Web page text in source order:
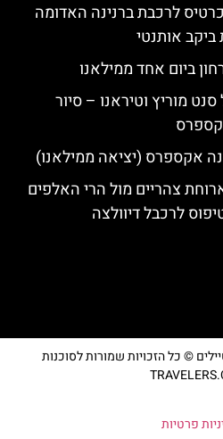
לרכבת ברנינה האדומה
ביקב אותנטי
ביום אחד ממילאנו
מוריץ וטיראנו – סיור
אקספרס (יציאה ממילאנו)
צהריים מול הרי האלפים
לרכבל דיוולצה
© כל הזכויות שמורות לסוכנות
פרטיות